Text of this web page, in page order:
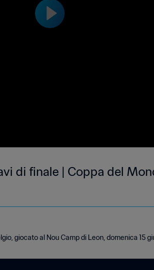
di finale | Coppa del
giocato al Nou Camp di Leon, domenica 15